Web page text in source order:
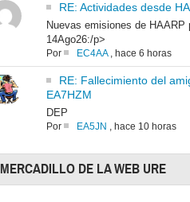
RE: Actividades desde
Nuevas emisiones de HAARP
14Ago26:/p>
Por EC4AA, hace 6 horas
RE: Fallecimiento del
EA7HZM
DEP
Por EA5JN , hace 10 horas
MERCADILLO DE LA WEB URE